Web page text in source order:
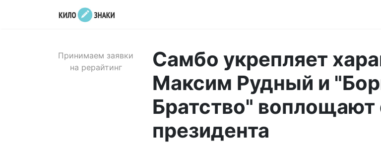
Принимаем заявки
на рерайтинг
Самбо укрепляет
Максим Рудный и
Братство" воплощают
президента